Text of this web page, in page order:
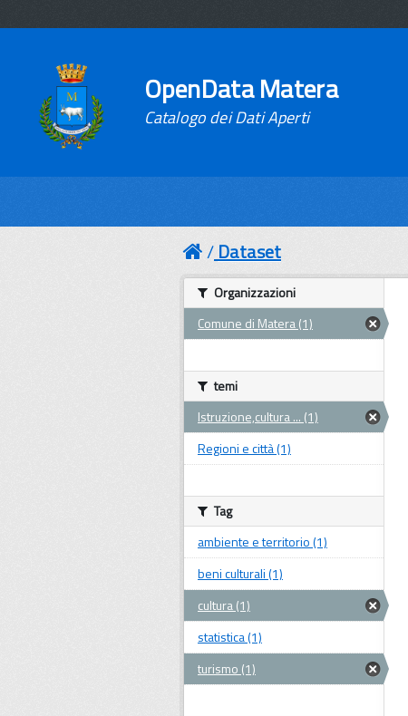
OpenData Matera
Catalogo dei Dati Aperti
Dataset
Organizzazioni
Comune di Matera (1)
temi
Istruzione,cultura ... (1)
Regioni e città (1)
Tag
ambiente e territorio (1)
beni culturali (1)
cultura (1)
statistica (1)
turismo (1)